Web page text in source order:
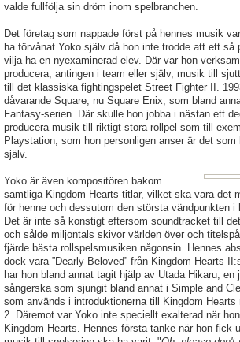
valde fullfölja sin dröm inom spelbranchen.
Det företag som nappade först på hennes musik
ha förvånat Yoko själv då hon inte trodde att ett
vilja ha en nyexaminerad elev. Där var hon
producera, antingen i team eller själv, musik till
till det klassiska fightingspelet Street Fighter II.
dåvarande Square, nu Square Enix, som bland
Fantasy-serien. Där skulle hon jobba i nästan ett
producera musik till riktigt stora rollpel som till
Playstation, som hon personligen anser är det
själv.
Yoko är även kompositören bakom
samtliga Kingdom Hearts-titlar, vilket ska vara det
för henne och dessutom den största vändpunkten i
Det är inte så konstigt eftersom soundtracket till
och sålde miljontals skivor världen över och
fjärde bästa rollspelsmusiken någonsin. Hennes
dock vara ”Dearly Beloved” från Kingdom Hearts
har hon bland annat tagit hjälp av Utada Hikaru, en
sångerska som sjungit bland annat i Simple and
som används i introduktionerna till Kingdom
2. Däremot var Yoko inte speciellt exalterad när
Kingdom Hearts. Hennes första tanke när hon fick